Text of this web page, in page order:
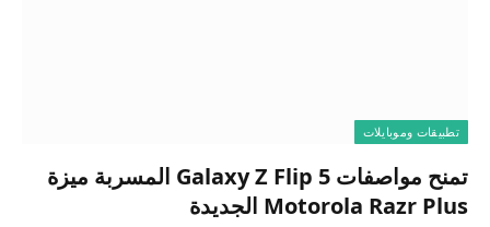
تطبيقات وموبايلات
تمنح مواصفات Galaxy Z Flip 5 المسربة ميزة
Motorola Razr Plus الجديدة